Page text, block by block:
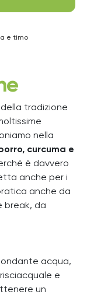
e timo
tradizione
nella
curcuma e
è davvero
anche per i
anche da
break, da
acqua,
e
un